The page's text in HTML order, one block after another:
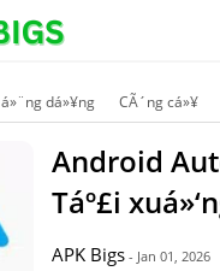
á»¨ng dá»¥ng CÃ´ng cá»¥
Android
Táº£i
APK Bigs - Jan 01, 2026